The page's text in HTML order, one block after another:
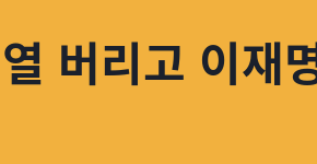
버리고 이재